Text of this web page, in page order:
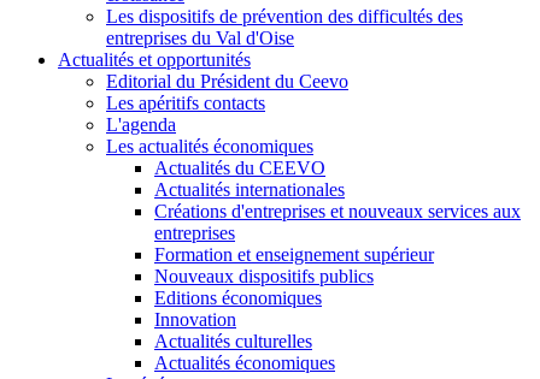
Les dispositifs de prévention des difficultés des
entreprises du Val d'Oise
Actualités et opportunités
Editorial du Président du Ceevo
Les apéritifs contacts
L'agenda
Les actualités économiques
Actualités du CEEVO
Actualités internationales
Créations d'entreprises et nouveaux services aux
entreprises
Formation et enseignement supérieur
Nouveaux dispositifs publics
Editions économiques
Innovation
Actualités culturelles
Actualités économiques